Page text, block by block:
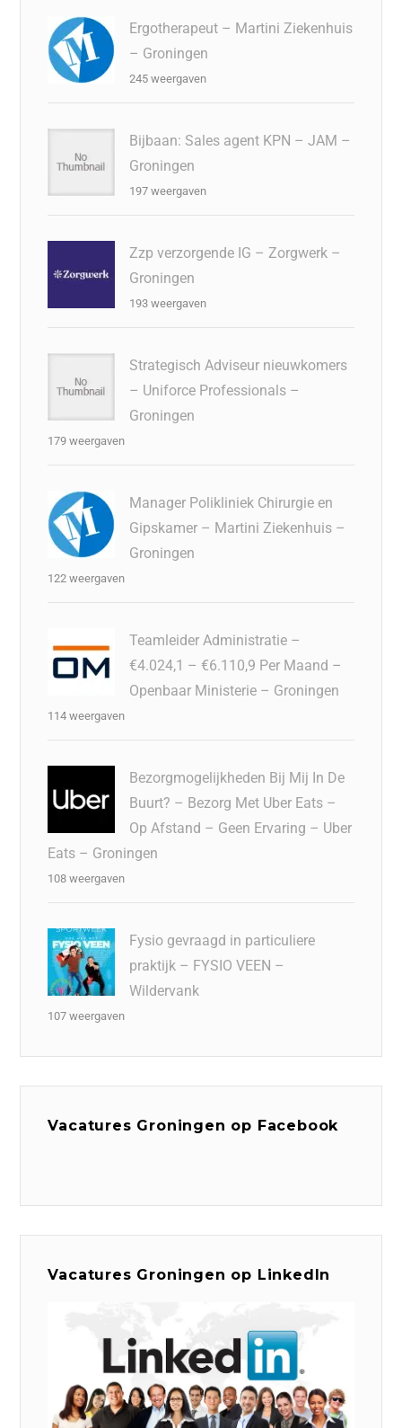
Ergotherapeut – Martini Ziekenhuis
– Groningen
245 weergaven
Bijbaan: Sales agent KPN – JAM –
Groningen
197 weergaven
Zzp verzorgende IG – Zorgwerk –
Groningen
193 weergaven
Strategisch Adviseur nieuwkomers
– Uniforce Professionals –
Groningen
179 weergaven
Manager Polikliniek Chirurgie en
Gipskamer – Martini Ziekenhuis –
Groningen
122 weergaven
Teamleider Administratie –
€4.024,1 – €6.110,9 Per Maand –
Openbaar Ministerie – Groningen
114 weergaven
Bezorgmogelijkheden Bij Mij In De
Buurt? – Bezorg Met Uber Eats –
Op Afstand – Geen Ervaring – Uber
Eats – Groningen
108 weergaven
Fysio gevraagd in particuliere
praktijk – FYSIO VEEN –
Wildervank
107 weergaven
Vacatures Groningen op Facebook
Vacatures Groningen op LinkedIn